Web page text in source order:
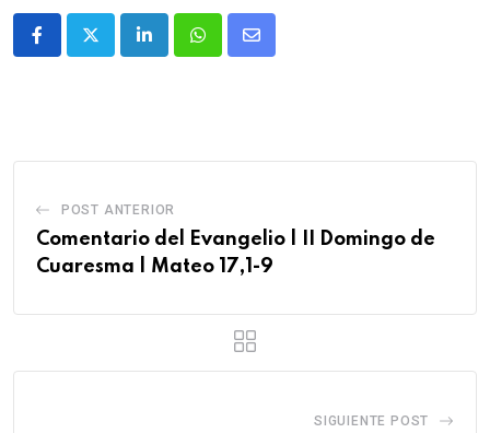
POST ANTERIOR
Comentario del Evangelio | II Domingo de
Cuaresma | Mateo 17,1-9
SIGUIENTE POST